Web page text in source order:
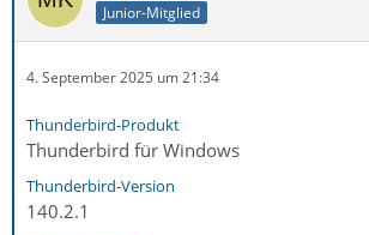
Junior-Mitglied
4. September 2025 um 21:34
Thunderbird-Produkt
Thunderbird für Windows
Thunderbird-Version
140.2.1